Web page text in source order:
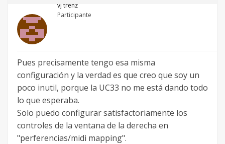
vj trenz
Participante
Pues precisamente tengo esa misma
configuración y la verdad es que creo que soy un
poco inutil, porque la UC33 no me está dando todo
lo que esperaba.
Solo puedo configurar satisfactoriamente los
controles de la ventana de la derecha en
"perferencias/midi mapping".